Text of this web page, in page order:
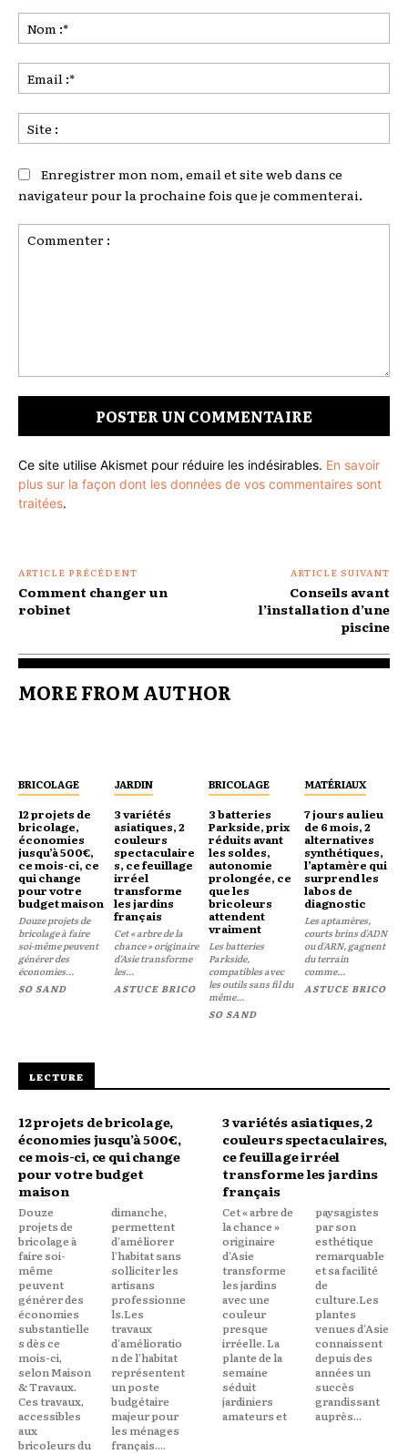
:*
:*
:
Enregistrer mon nom, email et site web dans ce
navigateur pour la prochaine fois que je commenterai.
Ce site utilise Akismet pour réduire les indésirables. En savoir
plus sur la façon dont les données de vos commentaires sont
traitées.
ARTICLE PRÉCÉDENT
Comment changer un
robinet
ARTICLE SUIVANT
Conseils avant
l’installation d’une
piscine
MORE FROM AUTHOR
BRICOLAGE
12 projets de
bricolage,
économies
jusqu’à 500€,
ce mois-ci, ce
qui change
pour votre
budget maison
Douze projets de
bricolage à faire
soi-même peuvent
générer des
économies...
SO SAND
JARDIN
3 variétés
asiatiques, 2
couleurs
spectaculaire
s, ce feuillage
irréel
transforme
les jardins
français
Cet « arbre de la
chance » originaire
d'Asie transforme
les...
ASTUCE BRICO
BRICOLAGE
3 batteries
Parkside, prix
réduits avant
les soldes,
autonomie
prolongée, ce
que les
bricoleurs
attendent
vraiment
Les batteries
Parkside,
compatibles avec
les outils sans fil du
même...
SO SAND
MATÉRIAUX
7 jours au lieu
de 6 mois, 2
alternatives
synthétiques,
l’aptamère qui
surprend les
labos de
diagnostic
Les aptamères,
courts brins d'ADN
ou d'ARN, gagnent
du terrain
comme...
ASTUCE BRICO
LECTURE
12 projets de bricolage,
économies jusqu’à 500€,
ce mois-ci, ce qui change
pour votre budget
maison
Douze
projets de
bricolage à
faire soi-
même
peuvent
générer des
économies
substantielle
s dès ce
mois-ci,
selon Maison
& Travaux.
Ces travaux,
accessibles
aux
bricoleurs du
dimanche,
permettent
d'améliorer
l'habitat sans
solliciter les
artisans
professionne
ls.Les
travaux
d'amélioratio
n de l'habitat
représentent
un poste
budgétaire
majeur pour
les ménages
français....
3 variétés asiatiques, 2
couleurs spectaculaires,
ce feuillage irréel
transforme les jardins
français
Cet « arbre de
la chance »
originaire
d'Asie
transforme
les jardins
avec une
couleur
presque
irréelle. La
plante de la
semaine
séduit
jardiniers
amateurs et
paysagistes
par son
esthétique
remarquable
et sa facilité
de
culture.Les
plantes
venues d'Asie
connaissent
depuis des
années un
succès
grandissant
auprès...